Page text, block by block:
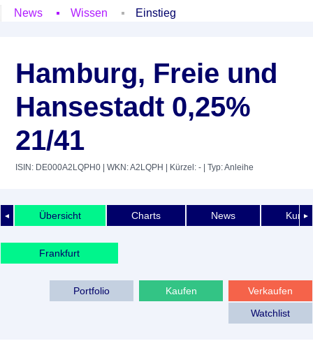
News
Wissen Einstieg
Hamburg, Freie und
Hansestadt 0,25%
21/41
ISIN: DE000A2LQPH0 | WKN: A2LQPH | Kürzel: - | Typ: Anleihe
◄ ►
Übersicht Charts News
Frankfurt
Verkaufen
Kaufen
Portfolio
Watchlist